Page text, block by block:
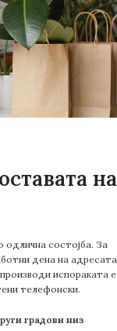
на
одлична состојба. За
дена на адресата
испораката е
телефонски.
градови низ